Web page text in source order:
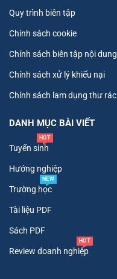
Quy trình biên tập
Chính sách cookie
Chính sách biên tập nội dung
Chính sách xử lý khiếu nại
Chính sách lam dụng thư rác
DANH MỤC BÀI VIẾT
Tuyển sinh
HOT
Hướng nghiệp
Trường học
NEW
Tài liệu PDF
Sách PDF
Review doanh nghiệp
HOT